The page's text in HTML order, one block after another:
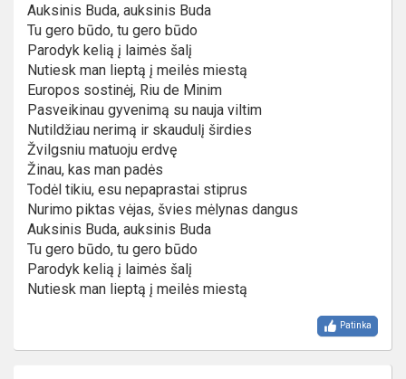
Auksinis Buda, auksinis Buda
Tu gero būdo, tu gero būdo
Parodyk kelią į laimės šalį
Nutiesk man lieptą į meilės miestą
Europos sostinėj, Riu de Minim
Pasveikinau gyvenimą su nauja viltim
Nutildžiau nerimą ir skaudulį širdies
Žvilgsniu matuoju erdvę
Žinau, kas man padės
Todėl tikiu, esu nepaprastai stiprus
Nurimo piktas vėjas, švies mėlynas dangus
Auksinis Buda, auksinis Buda
Tu gero būdo, tu gero būdo
Parodyk kelią į laimės šalį
Nutiesk man lieptą į meilės miestą
Patinka